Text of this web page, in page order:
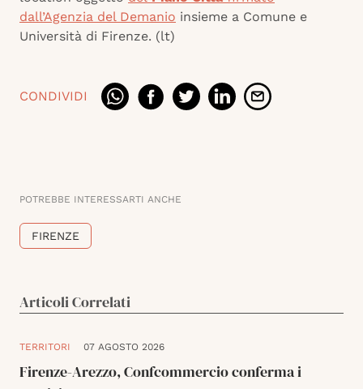
dall’Agenzia del Demanio insieme a Comune e
Università di Firenze. (lt)
CONDIVIDI
POTREBBE INTERESSARTI ANCHE
FIRENZE
Articoli Correlati
TERRITORI 07 AGOSTO 2026
Firenze-Arezzo, Confcommercio conferma i